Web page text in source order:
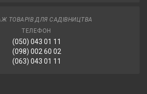
ТОВАРІВ ДЛЯ САДІВНИЦТВА
ТЕЛЕФОН
(050) 043 01 11
(098) 002 60 02
(063) 043 01 11